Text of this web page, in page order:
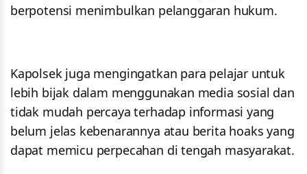
berpotensi menimbulkan pelanggaran hukum.
Kapolsek juga mengingatkan para pelajar untuk
lebih bijak dalam menggunakan media sosial dan
tidak mudah percaya terhadap informasi yang
belum jelas kebenarannya atau berita hoaks yang
dapat memicu perpecahan di tengah masyarakat.